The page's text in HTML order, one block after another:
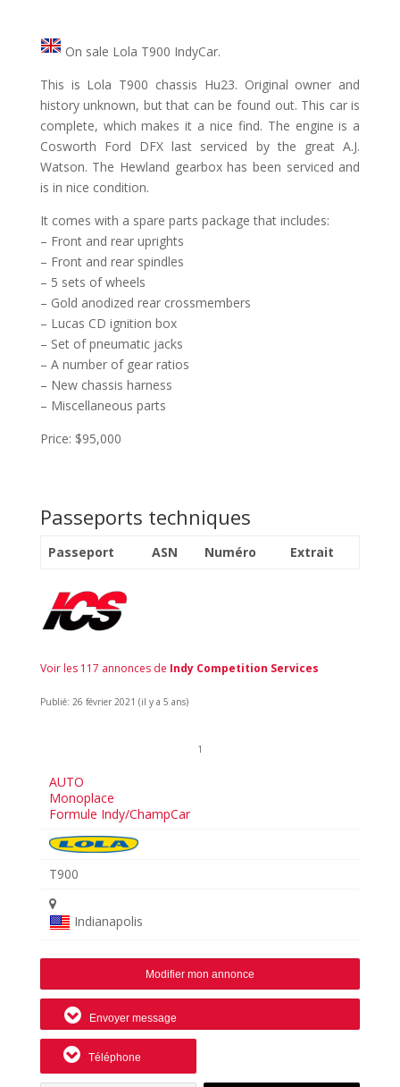
On sale Lola T900 IndyCar.
This is Lola T900 chassis Hu23. Original owner and
history unknown, but that can be found out. This car is
complete, which makes it a nice find. The engine is a
Cosworth Ford DFX last serviced by the great A.J.
Watson. The Hewland gearbox has been serviced and
is in nice condition.
It comes with a spare parts package that includes:
– Front and rear uprights
– Front and rear spindles
– 5 sets of wheels
– Gold anodized rear crossmembers
– Lucas CD ignition box
– Set of pneumatic jacks
– A number of gear ratios
– New chassis harness
– Miscellaneous parts
Price: $95,000
Passeports techniques
Passeport ASN Numéro Extrait
Voir les 117 annonces de Indy Competition Services
Publié: 26 février 2021 (il y a 5 ans)
1
AUTO
Monoplace
Formule Indy/ChampCar
T900
Indianapolis
Modifier mon annonce
Envoyer message
Téléphone